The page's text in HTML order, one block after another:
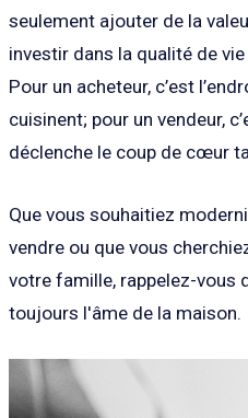
seulement ajouter de la
investir dans la qualité de
Pour un acheteur, c’est
cuisinent; pour un vendeur,
déclenche le coup de cœur
Que vous souhaitiez
vendre ou que vous
votre famille, rappelez-vous
toujours l'âme de la maison.